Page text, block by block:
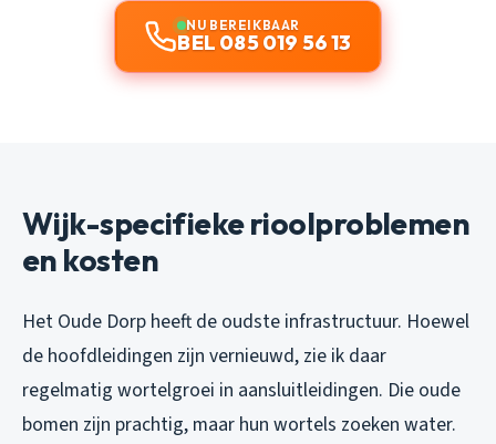
NU BEREIKBAAR
BEL 085 019 56 13
Wijk-specifieke rioolproblemen
en kosten
Het Oude Dorp heeft de oudste infrastructuur. Hoewel
de hoofdleidingen zijn vernieuwd, zie ik daar
regelmatig wortelgroei in aansluitleidingen. Die oude
bomen zijn prachtig, maar hun wortels zoeken water.